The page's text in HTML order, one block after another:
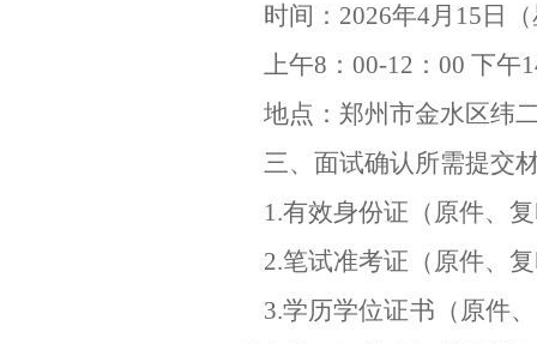
时间：2026年4月15日
上午8：00-12：00 下午
地点：郑州市金水区纬
三、面试确认所需提交
1.有效身份证（原件、
2.笔试准考证（原件、
3.学历学位证书（原件